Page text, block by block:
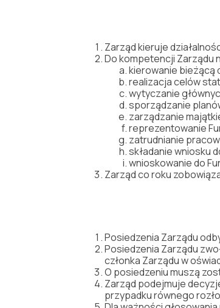
Zarząd kieruje
Do kompetencji Zarządu
kierowanie bieżącą
realizacja celów
wytyczanie
sporządzanie
zarządzanie
reprezentowanie
zatrudnianie
składanie wniosku
wnioskowanie do
Zarząd co roku
Posiedzenia Zarządu
Posiedzenia Zarządu
członka Zarządu w
O posiedzeniu muszą
Zarząd podejmuje
przypadku równego